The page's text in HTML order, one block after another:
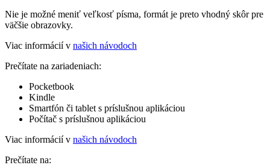
Nie je možné meniť veľkosť písma, formát je preto vhodný skôr pre
väčšie obrazovky.
Viac informácií v našich návodoch
Prečítate na zariadeniach:
Pocketbook
Kindle
Smartfón či tablet s príslušnou aplikáciou
Počítač s príslušnou aplikáciou
Viac informácií v našich návodoch
Prečítate na: